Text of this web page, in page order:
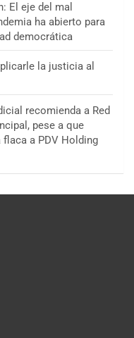
El eje del mal
ha abierto para
democrática
la justicia al
recomienda a Red
pese a que
a PDV Holding